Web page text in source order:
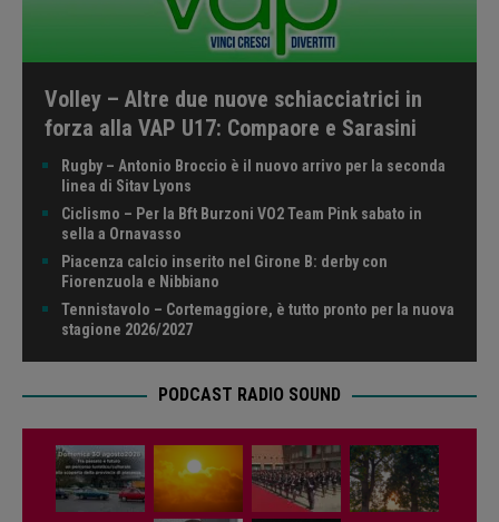
Volley – Altre due nuove schiacciatrici in
forza alla VAP U17: Compaore e Sarasini
Rugby – Antonio Broccio è il nuovo arrivo per la seconda
linea di Sitav Lyons
Ciclismo – Per la Bft Burzoni VO2 Team Pink sabato in
sella a Ornavasso
Piacenza calcio inserito nel Girone B: derby con
Fiorenzuola e Nibbiano
Tennistavolo – Cortemaggiore, è tutto pronto per la nuova
stagione 2026/2027
PODCAST RADIO SOUND